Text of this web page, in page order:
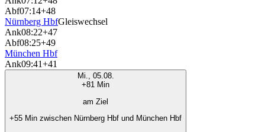
Abf07:14+48
Nürnberg HbfGleiswechsel
Ank08:22+47
Abf08:25+49
München Hbf
Ank09:41+41
Mi., 05.08.
+81 Min
am Ziel
+55 Min zwischen Nürnberg Hbf und München Hbf